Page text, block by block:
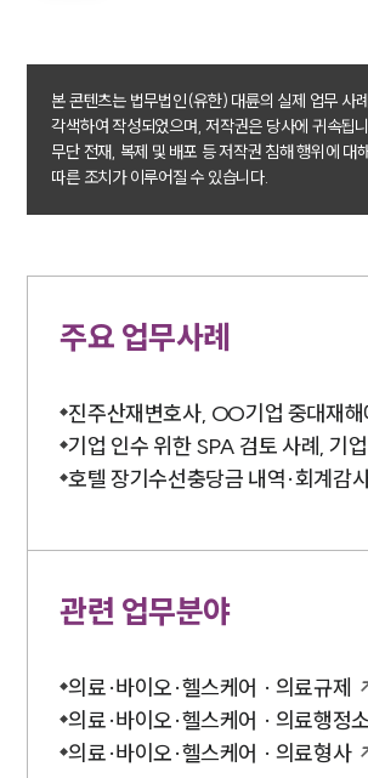
본 콘텐츠는 법무법인(유한) 대륜의 실제 업무 사
각색하여 작성되었으며, 저작권은 당사에 귀속됩
무단 전재, 복제 및 배포 등 저작권 침해 행위에 대
따른 조치가 이루어질 수 있습니다.
주요 업무사례
진주산재변호사, OO기업 중대재해
기업 인수 위한 SPA 검토 사례, 기
호텔 장기수선충당금 내역·회계감
관련 업무분야
의료·바이오·헬스케어 · 의료규제
의료·바이오·헬스케어 · 의료행정
의료·바이오·헬스케어 · 의료형사